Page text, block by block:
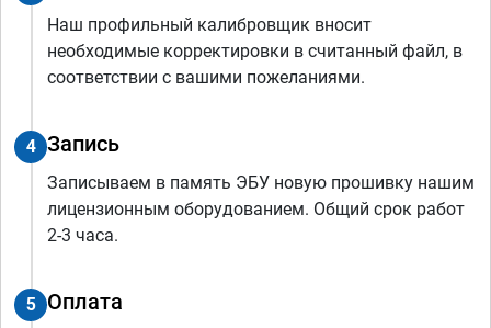
Наш профильный калибровщик вносит
необходимые корректировки в считанный файл, в
соответствии с вашими пожеланиями.
4 Запись
Записываем в память ЭБУ новую прошивку нашим
лицензионным оборудованием. Общий срок работ
2-3 часа.
5 Оплата